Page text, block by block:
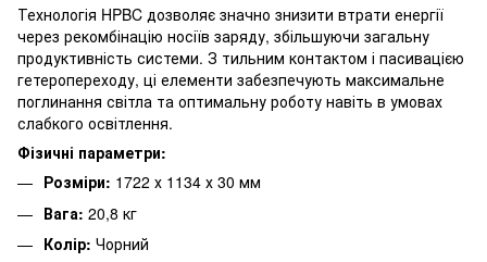
Технологія HPBC дозволяє значно знизити втрати енергії
через рекомбінацію носіїв заряду, збільшуючи загальну
продуктивність системи. З тильним контактом і пасивацією
гетеропереходу, ці елементи забезпечують максимальне
поглинання світла та оптимальну роботу навіть в умовах
слабкого освітлення.
Фізичні параметри:
Розміри: 1722 х 1134 х 30 мм
Вага: 20,8 кг
Колір: Чорний